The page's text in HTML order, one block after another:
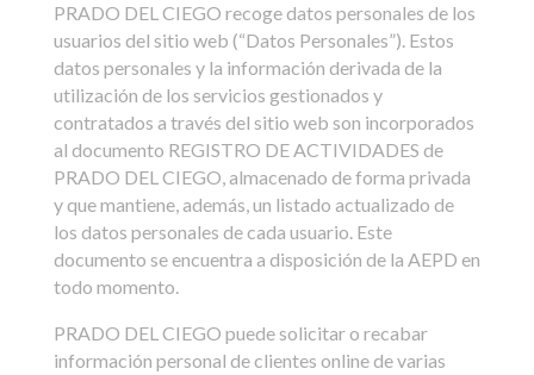
PRADO DEL CIEGO recoge datos personales de los
usuarios del sitio web (“Datos Personales”). Estos
datos personales y la información derivada de la
utilización de los servicios gestionados y
contratados a través del sitio web son incorporados
al documento REGISTRO DE ACTIVIDADES de
PRADO DEL CIEGO, almacenado de forma privada
y que mantiene, además, un listado actualizado de
los datos personales de cada usuario. Este
documento se encuentra a disposición de la AEPD en
todo momento.
PRADO DEL CIEGO puede solicitar o recabar
información personal de clientes online de varias